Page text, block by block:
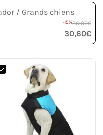
/ Grands chiens
-15%36,00€
30,60€